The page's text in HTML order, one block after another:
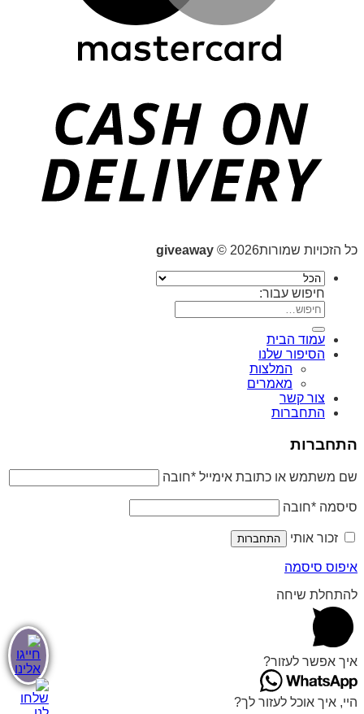
כל הזכויות שמורות2026 © giveaway
חיפוש עבור:
עמוד הבית
הסיפור שלנו
המלצות
מאמרים
צור קשר
התחברות
התחברות
שם משתמש או כתובת אימייל *חובה
סיסמה *חובה
זכור אותי התחברות
איפוס סיסמה
להתחלת שיחה
איך אפשר לעזור?
היי, איך אוכל לעזור לך?